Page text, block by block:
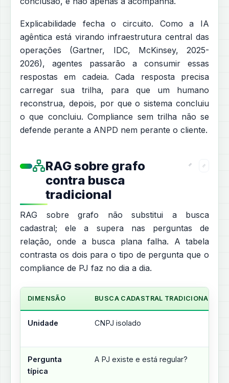
Explicabilidade fecha o circuito. Como a IA
agêntica está virando infraestrutura central das
operações (Gartner, IDC, McKinsey, 2025-
2026), agentes passarão a consumir essas
respostas em cadeia. Cada resposta precisa
carregar sua trilha, para que um humano
reconstrua, depois, por que o sistema concluiu
o que concluiu. Compliance sem trilha não se
defende perante a ANPD nem perante o cliente.
RAG sobre grafo
contra busca
tradicional
RAG sobre grafo não substitui a busca
cadastral; ele a supera nas perguntas de
relação, onde a busca plana falha. A tabela
contrasta os dois para o tipo de pergunta que o
compliance de PJ faz no dia a dia.
DIMENSÃO BUSCA CADASTRAL TRADICIONAL
Unidade CNPJ isolado
Pergunta
típica
A PJ existe e está regular?